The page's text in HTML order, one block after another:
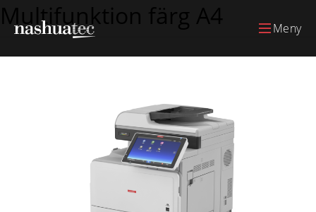
Meny
Multifunktion färg A4